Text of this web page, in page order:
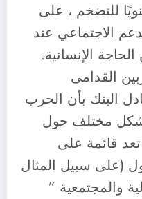
للتضخم ، على
الاجتماعي عند
الإنسانية.
القدامى
البنك بأن الحرب
مختلف حول
قائمة على
(على سبيل المثال
والمجتمعية ”